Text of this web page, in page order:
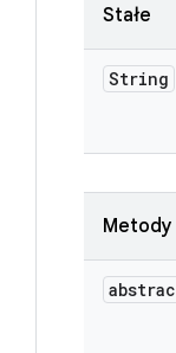
Stałe
String